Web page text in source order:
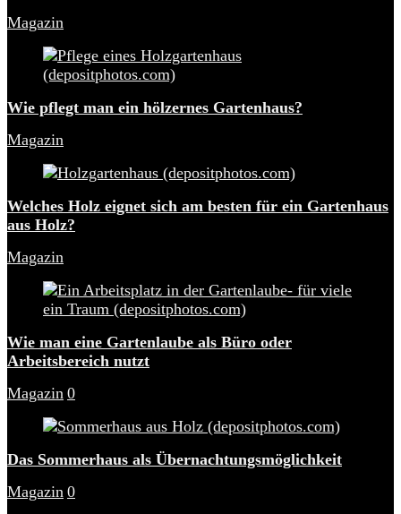
Magazin
Wie pflegt man ein hölzernes Gartenhaus?
Magazin
Welches Holz eignet sich am besten für ein Gartenhaus
aus Holz?
Magazin
Wie man eine Gartenlaube als Büro oder
Arbeitsbereich nutzt
Magazin 0
Das Sommerhaus als Übernachtungsmöglichkeit
Magazin 0